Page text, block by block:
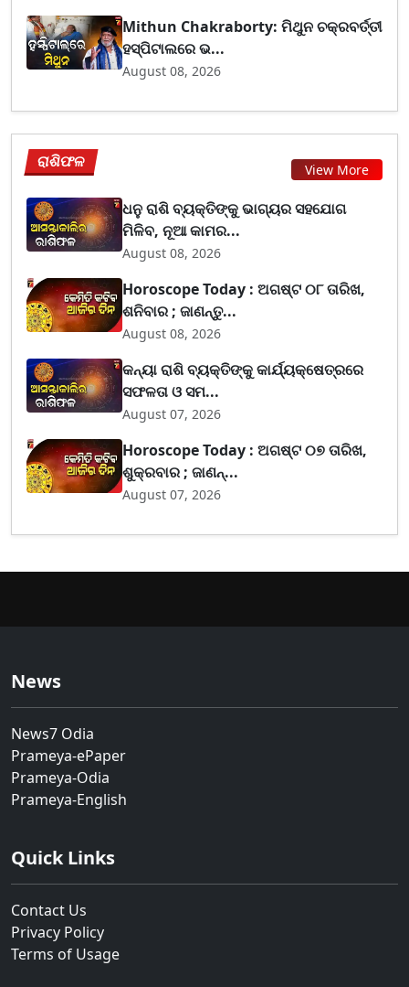
Mithun Chakraborty: ମିଥୁନ ଚକ୍ରବର୍ତ୍ତୀ
ହସ୍ପିଟାଲରେ ଭ...
August 08, 2026
ରାଶିଫଳ View More
ଧନୁ ରାଶି ବ୍ୟକ୍ତିଙ୍କୁ ଭାଗ୍ୟର ସହଯୋଗ
ମିଳିବ, ନୂଆ କାମର...
August 08, 2026
Horoscope Today : ଅଗଷ୍ଟ ୦୮ ତାରିଖ,
ଶନିବାର ; ଜାଣନ୍ତୁ...
August 08, 2026
କନ୍ୟା ରାଶି ବ୍ୟକ୍ତିଙ୍କୁ କାର୍ଯ୍ୟକ୍ଷେତ୍ରରେ
ସଫଳତା ଓ ସମ...
August 07, 2026
Horoscope Today : ଅଗଷ୍ଟ ୦୭ ତାରିଖ,
ଶୁକ୍ରବାର ; ଜାଣନ୍...
August 07, 2026
News
News7 Odia
Prameya-ePaper
Prameya-Odia
Prameya-English
Quick Links
Contact Us
Privacy Policy
Terms of Usage